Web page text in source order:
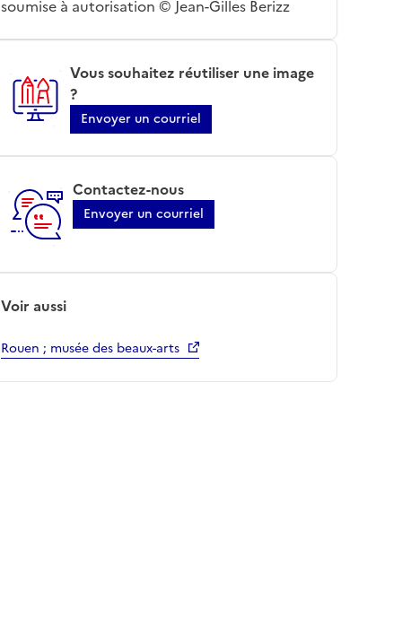
soumise à autorisation © Jean-Gilles Berizz
Vous souhaitez réutiliser une image
?
Envoyer un courriel
Contactez-nous
Envoyer un courriel
Voir aussi
Rouen ; musée des beaux-arts